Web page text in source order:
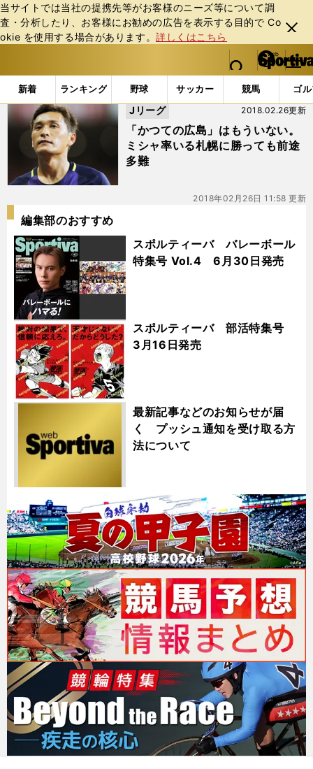
当サイトでは当社の提携先等がお客様のニーズ等について調
査・分析したり、お客様にお勧めの広告を表⽰する⽬的で Co
okie を使⽤する場合があります。詳しくはこちら
閉じ
る
web Sportiva (webスポルティーバ)
検索
マイペ
ー
ジ
メニュ
新着 ランキング 野球 サッカー 競馬 ゴ
b
ス
ポ
ル
バ
「#ティーラシン」の最新ニュース・ 情報
「かつての広島」はもういない。
ミシャ率いる札幌に勝っても前途
多難
2018.02.26更新
Jリーグ
2018年02月26日 11:58 更新
編集部のおすすめ
スポルティーバ バレーボール
特集号 Vol.4 6月30日発売
スポルティーバ 部活特集号
3月16日発売
最新記事などのお知らせが届
く プッシュ通知を受け取る方
法について